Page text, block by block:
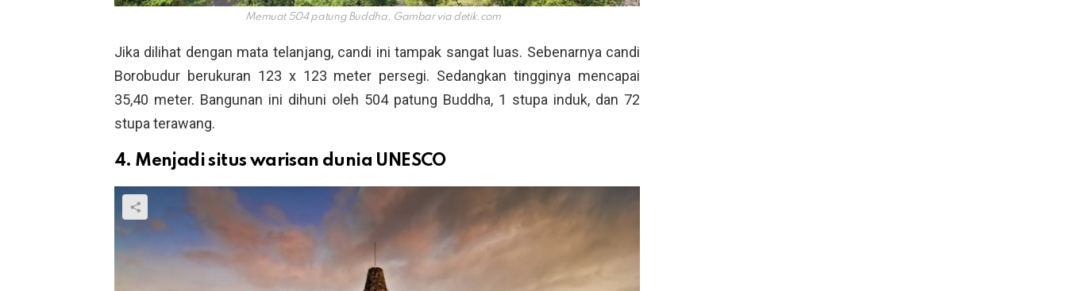
Memuat 504 patung Buddha. Gambar via detik.com
Jika dilihat dengan mata telanjang, candi ini tampak sangat luas. Sebenarnya candi
Borobudur berukuran 123 x 123 meter persegi. Sedangkan tingginya mencapai
35,40 meter. Bangunan ini dihuni oleh 504 patung Buddha, 1 stupa induk, dan 72
stupa terawang.
4. Menjadi situs warisan dunia UNESCO